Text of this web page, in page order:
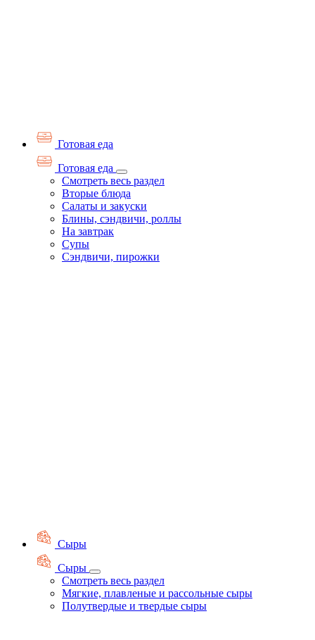
Готовая еда
Готовая еда
Смотреть весь раздел
Вторые блюда
Салаты и закуски
Блины, сэндвичи, роллы
На завтрак
Супы
Сэндвичи, пирожки
Сыры
Сыры
Смотреть весь раздел
Мягкие, плавленые и рассольные сыры
Полутвердые и твердые сыры